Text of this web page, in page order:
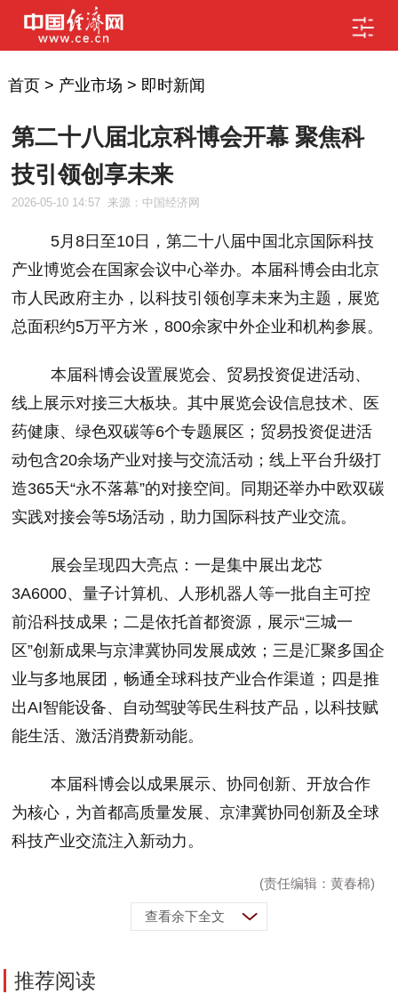
首页> 产业市场 > 即时新闻
第二十八届北京科博会开幕 聚焦科
技引领创享未来
2026-05-10 14:57 来源：中国经济网
5月 8日至10日，第二十八届中国北京国际科技
产业博览会在国家会议中心举办。本届科博会由北京
市人民政府主办，以科技引领创享未来为主题，展览
总面积约5万平方米，800余家中外企业和机构参展。
本届科博会设置展览会、贸易投资促进活动、
线上展示对接三大板块。其中展览会设信息技术、医
药健康、绿色双碳等6个专题展区；贸易投资促进活
动包含20余场产业对接与交流活动；线上平台升级打
造365天“永不落幕”的对接空间。同期还举办中欧双碳
实践对接会等5场活动，助力国际科技产业交流。
展会呈现四大亮点：一是集中展出龙芯
3A6000、量子计算机、人形机器人等一批自主可控
前沿科技成果；二是依托首都资源，展示“三城一
区”创新成果与京津冀协同发展成效；三是汇聚多国企
业与多地展团，畅通全球科技产业合作渠道；四是推
出AI智能设备、自动驾驶等民生科技产品，以科技赋
能生活、激活消费新动能。
本届科博会以成果展示、协同创新、开放合作
为核心，为首都高质量发展、京津冀协同创新及全球
科技产业交流注入新动力。
(责任编辑：黄春棉)
查看余下全文
推荐阅读